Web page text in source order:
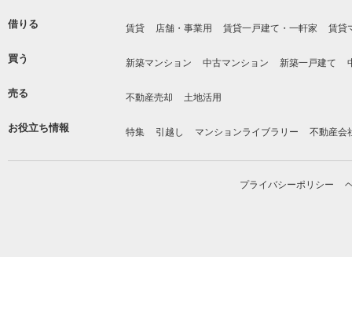
借りる 賃貸 店舗・事業用 賃貸一戸建て・一軒家 賃貸
買う 新築マンション 中古マンション 新築一戸建て
売る 不動産売却 土地活用
お役立ち情報 特集 引越し マンションライブラリー 不動産会
プライバシーポリシー